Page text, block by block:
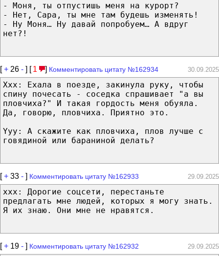
- Моня, ты отпустишь меня на курорт?
- Нет, Сара, ты мне там будешь изменять!
- Ну Моня… Ну давай попробуем… А вдруг
нет?!
[+ 26 - ] [ 1 ] Комментировать цитату №162934 30.09.2025
Xxx: Ехала в поезде, закинула руку, чтобы
спину почесать - соседка спрашивает "а вы
пловчиха?" И такая гордость меня обуяла.
Да, говорю, пловчиха. Приятно это.
Yyy: А скажите как пловчиха, плов лучше с
говядиной или бараниной делать?
[+ 33 - ] Комментировать цитату №162933 29.09.2025
xxx: Дорогие соцсети, перестаньте
предлагать мне людей, которых я могу знать.
Я их знаю. Они мне не нравятся.
[+ 19 - ] Комментировать цитату №162932 29.09.2025